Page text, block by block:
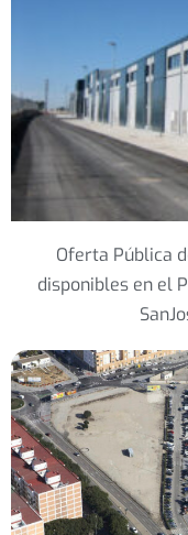
Oferta Pública
disponibles en el